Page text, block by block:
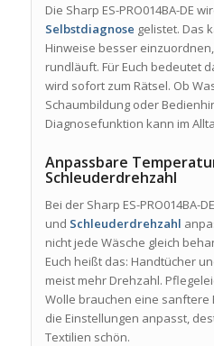
Die Sharp ES-PRO014BA-DE
Selbstdiagnose gelistet. Das
Hinweise besser
rundläuft. Für Euch bedeutet
wird sofort zum Rätsel. Ob
Schaumbildung oder
Diagnosefunktion kann im
Anpassbare
Schleuderdrehzahl
Bei der Sharp ES-PRO014BA-
und Schleuderdrehzahl
nicht jede Wäsche gleich
Euch heißt das: Handtücher
meist mehr Drehzahl.
Wolle brauchen eine sanftere
die Einstellungen anpasst,
Textilien schön.